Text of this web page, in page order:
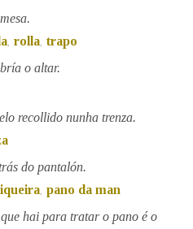
, rolla, trapo
o altar.
recollido nunha trenza.
do pantalón.
, pano da man
hai para tratar o pano é o